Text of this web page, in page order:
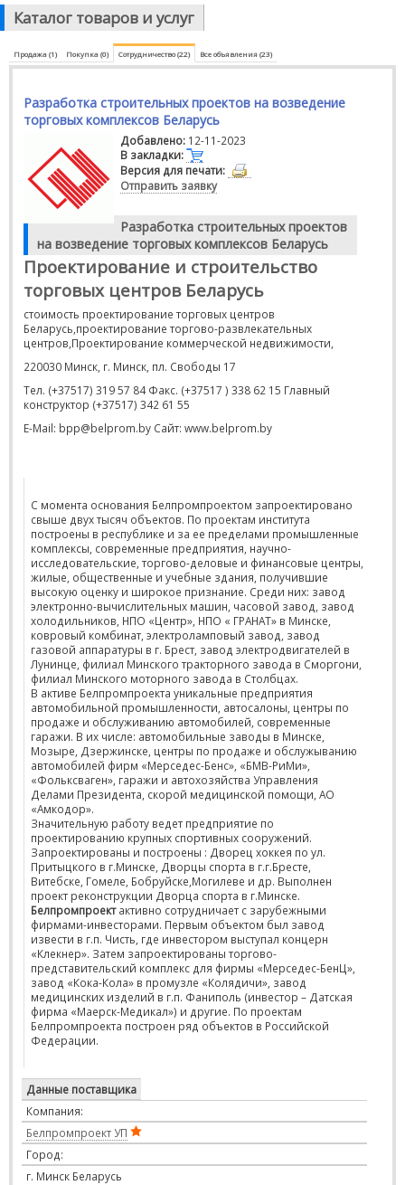
Каталог товаров и услуг
Продажа (1) Покупка (0) Сотрудничество (22) Все объявления (23)
Разработка строительных проектов на возведение
торговых комплексов Беларусь
Добавлено: 12-11-2023
В закладки:
Версия для печати:
Отправить заявку
Разработка строительных проектов
на возведение торговых комплексов Беларусь
Проектирование и строительство
торговых центров Беларусь
стоимость проектирование торговых центров
Беларусь,проектирование торгово-развлекательных
центров,Проектирование коммерческой недвижимости,
220030 Минск, г. Минск, пл. Свободы 17
Тел. (+37517) 319 57 84 Факс. (+37517 ) 338 62 15 Главный
конструктор (+37517) 342 61 55
E-Mail: bpp@belprom.by Сайт: www.belprom.by
С момента основания Белпромпроектом запроектировано
свыше двух тысяч объектов. По проектам института
построены в республике и за ее пределами промышленные
комплексы, современные предприятия, научно-
исследовательские, торгово-деловые и финансовые центры,
жилые, общественные и учебные здания, получившие
высокую оценку и широкое признание. Среди них: завод
электронно-вычислительных машин, часовой завод, завод
холодильников, НПО «Центр», НПО « ГРАНАТ» в Минске,
ковровый комбинат, электроламповый завод, завод
газовой аппаратуры в г. Брест, завод электродвигателей в
Лунинце, филиал Минского тракторного завода в Сморгони,
филиал Минского моторного завода в Столбцах.
В активе Белпромпроекта уникальные предприятия
автомобильной промышленности, автосалоны, центры по
продаже и обслуживанию автомобилей, современные
гаражи. В их числе: автомобильные заводы в Минске,
Мозыре, Дзержинске, центры по продаже и обслужыванию
автомобилей фирм «Мерседес-Бенс», «БМВ-РиМи»,
«Фольксваген», гаражи и автохозяйства Управления
Делами Президента, скорой медицинской помощи, АО
«Амкодор».
Значительную работу ведет предприятие по
проектированию крупных спортивных сооружений.
Запроектированы и построены : Дворец хоккея по ул.
Притыцкого в г.Минске, Дворцы спорта в г.г.Бресте,
Витебске, Гомеле, Бобруйске,Могилеве и др. Выполнен
проект реконструкции Дворца спорта в г.Минске.
Белпромпроектактивно сотрудничает с зарубежными
фирмами-инвесторами. Первым объектом был завод
извести в г.п. Чисть, где инвестором выступал концерн
«Клекнер». Затем запроектированы торгово-
представительский комплекс для фирмы «Мерседес-БенЦ»,
завод «Кока-Кола» в промузле «Колядичи», завод
медицинских изделий в г.п. Фаниполь (инвестор – Датская
фирма «Маерск-Медикал») и другие. По проектам
Белпромпроекта построен ряд объектов в Российской
Федерации.
Данные поставщика
Компания:
Белпромпроект УП
Город:
г. Минск Беларусь